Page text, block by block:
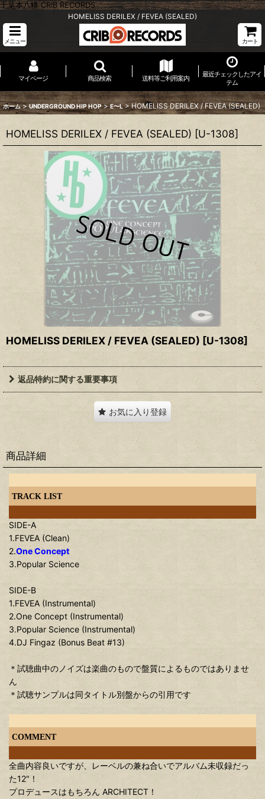
千葉本八幡 CRIB RECORDS
HOMELISS DERILEX / FEVEA (SEALED)
メニュー カート
マイページ 商品検索 送料等ご利用案内
最近チェックしたアイ
テム
ホーム > UNDERGROUND HIP HOP > E〜L > HOMELISS DERILEX / FEVEA (SEALED)
HOMELISS DERILEX / FEVEA (SEALED) [U-1308]
HOMELISS DERILEX / FEVEA (SEALED) [U-1308]
返品特約に関する重要事項
お気に入り登録
商品詳細
TRACK LIST
SIDE-A
1.FEVEA (Clean)
2.One Concept
3.Popular Science
SIDE-B
1.FEVEA (Instrumental)
2.One Concept (Instrumental)
3.Popular Science (Instrumental)
4.DJ Fingaz (Bonus Beat #13)
＊試聴曲中のノイズは楽曲のもので盤質によるものではありませ
ん
＊試聴サンプルは同タイトル別盤からの引用です
COMMENT
全曲内容良いですが、レーベルの兼ね合いでアルバム未収録だっ
た12"！
プロデュースはもちろん ARCHITECT！